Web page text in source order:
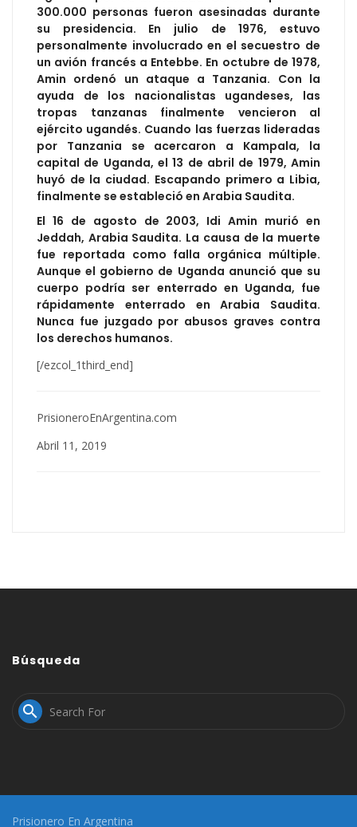
300.000 personas fueron asesinadas durante
su presidencia. En julio de 1976, estuvo
personalmente involucrado en el secuestro de
un avión francés a Entebbe. En octubre de 1978,
Amin ordenó un ataque a Tanzania. Con la
ayuda de los nacionalistas ugandeses, las
tropas tanzanas finalmente vencieron al
ejército ugandés. Cuando las fuerzas lideradas
por Tanzania se acercaron a Kampala, la
capital de Uganda, el 13 de abril de 1979, Amin
huyó de la ciudad. Escapando primero a Libia,
finalmente se estableció en Arabia Saudita.
El 16 de agosto de 2003, Idi Amin murió en
Jeddah, Arabia Saudita. La causa de la muerte
fue reportada como falla orgánica múltiple.
Aunque el gobierno de Uganda anunció que su
cuerpo podría ser enterrado en Uganda, fue
rápidamente enterrado en Arabia Saudita.
Nunca fue juzgado por abusos graves contra
los derechos humanos.
[/ezcol_1third_end]
PrisioneroEnArgentina.com
Abril 11, 2019
Búsqueda

Prisionero En Argentina